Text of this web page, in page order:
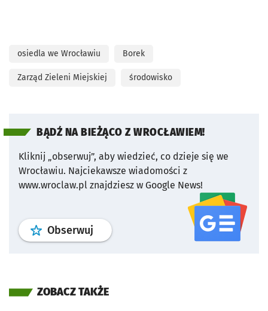
osiedla we Wrocławiu Borek
Zarząd Zieleni Miejskiej środowisko
BĄDŹ NA BIEŻĄCO Z WROCŁAWIEM!
Kliknij „obserwuj”, aby wiedzieć, co dzieje się we
Wrocławiu. Najciekawsze wiadomości z
www.wroclaw.pl znajdziesz w Google News!
Obserwuj profil serwisu
ZOBACZ TAKŻE